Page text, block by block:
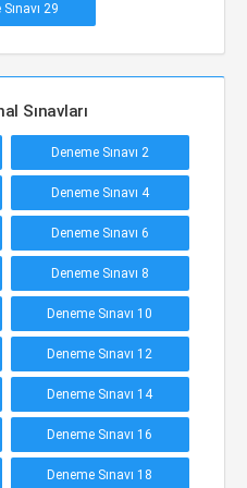
29
Sınavları
Deneme Sınavı 2
Deneme Sınavı 4
Deneme Sınavı 6
Deneme Sınavı 8
Deneme Sınavı 10
Deneme Sınavı 12
Deneme Sınavı 14
Deneme Sınavı 16
Deneme Sınavı 18